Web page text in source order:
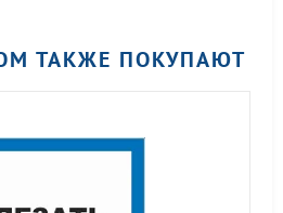
ТАКЖЕ ПОКУПАЮТ